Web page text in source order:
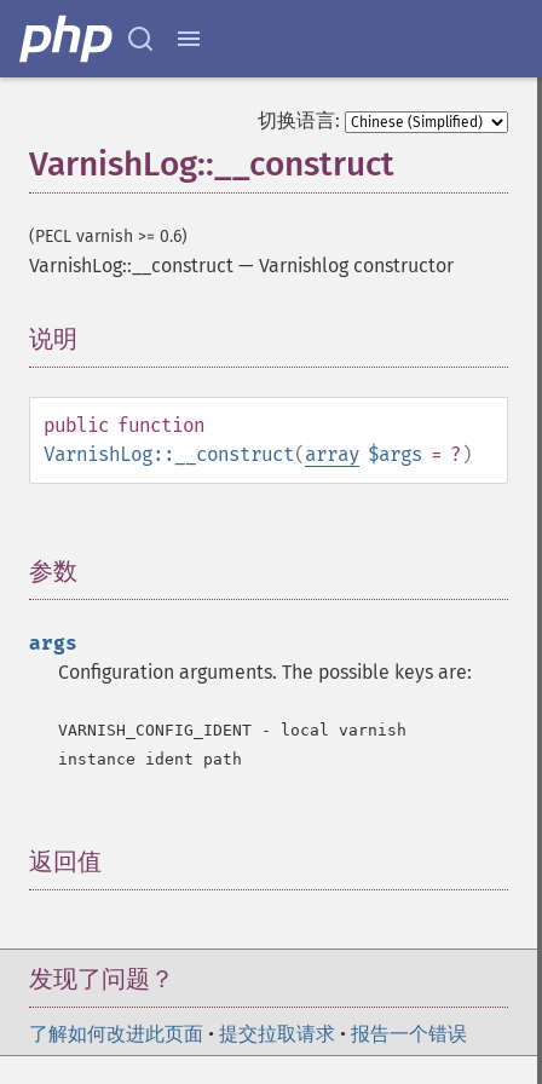
切换语言:
VarnishLog::__construct
(PECL varnish >= 0.6)
VarnishLog::__construct — Varnishlog constructor
说明
public function
VarnishLog::__construct(array $args = ? )
参数
args
Configuration arguments. The possible keys are:
VARNISH_CONFIG_IDENT - local varnish
instance ident path
返回值
发现了问题？
了解如何改进此页面 • 提交拉取请求 • 报告一个错误